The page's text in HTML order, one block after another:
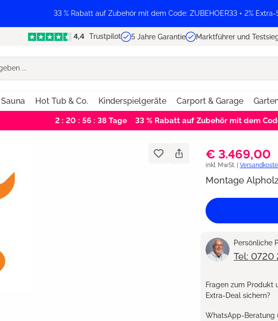
33 % Rabatt auf Zubehör mit dem Code: ZUBEHOER33 + 2%
Trustpilot 5 Jahre Garantie Marktführer und
Sauna Hot Tub & Co. Kinderspielgeräte Carport & Garage
2 : 20 : 56 : 37Tage 33 % Rabatt auf Zubehör mit dem
€ 3.469,00
inkl. MwSt. |
Montage
Persönliche
Tel: 0720
Fragen zum Produkt
Extra-Deal sichern?
WhatsApp-Beratung